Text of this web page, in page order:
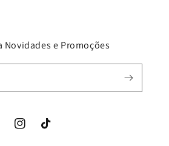
e Promoções
InstagramTikTok